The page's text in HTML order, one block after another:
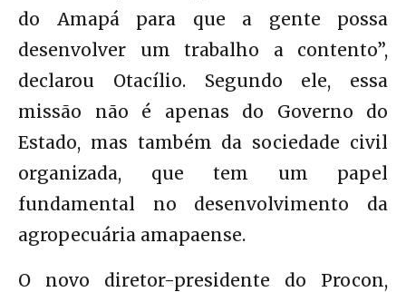
do Amapá para que a gente possa
desenvolver um trabalho a contento”,
declarou Otacílio. Segundo ele, essa
missão não é apenas do Governo do
Estado, mas também da sociedade civil
organizada, que tem um papel
fundamental no desenvolvimento da
agropecuária amapaense.
O novo diretor-presidente do Procon,